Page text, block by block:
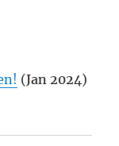
(Jan 2024)